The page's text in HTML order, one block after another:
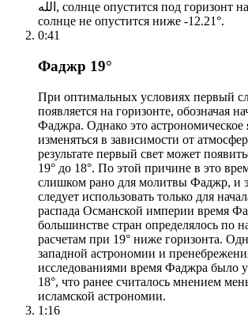
الله, солнце опустится под горизонт на -19.18°. Летом
солнце не опустится ниже -12.21°.
0:41
Фаджр 19°
При оптимальных условиях первый
появляется на горизонте, обозначая
Фаджра. Однако это астрономическое
изменяться в зависимости от
результате первый свет может
19° до 18°. По этой причине в это
слишком рано для молитвы Фаджр, и
следует использовать только для
распада Османской империи время
большинстве стран определялось по
расчетам при 19° ниже горизонта.
западной астрономии и
исследованиями время Фаджра было
18°, что ранее считалось мнением
исламской астрономии.
1:16